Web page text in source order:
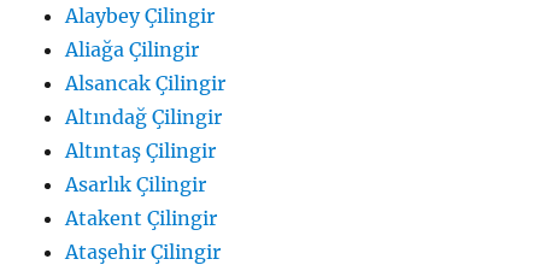
Alaybey Çilingir
Aliağa Çilingir
Alsancak Çilingir
Altındağ Çilingir
Altıntaş Çilingir
Asarlık Çilingir
Atakent Çilingir
Ataşehir Çilingir